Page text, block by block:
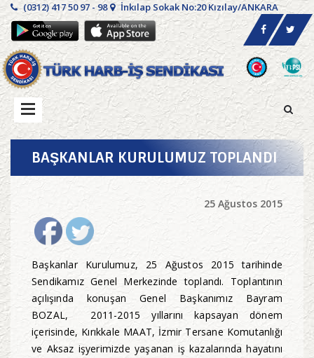
(0312) 417 50 97 - 98 İnkılap Sokak No:20 Kızılay/ANKARA
BAŞKANLAR KURULUMUZ TOPLANDI
25 Ağustos 2015
Başkanlar Kurulumuz, 25 Ağustos 2015 tarihinde
Sendikamız Genel Merkezinde toplandı. Toplantının
açılışında konuşan Genel Başkanımız Bayram
BOZAL, 2011-2015 yıllarını kapsayan dönem
içerisinde, Kırıkkale MAAT, İzmir Tersane Komutanlığı
ve Aksaz işyerimizde yaşanan iş kazalarında hayatını